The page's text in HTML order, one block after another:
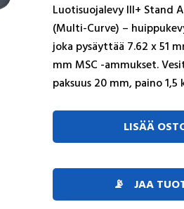
Luo­ti­suo­ja­le­vy III+ Stand
(Mul­ti-Cur­ve) –
jo­ka py­säyt­tää 7.62 x 51
mm MSC -am­muk­set.
pak­suus 20 mm, pai­no
LISÄÄ
📡 JAA